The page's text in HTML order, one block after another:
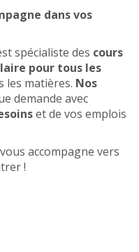
dans vos
spécialiste des cours
pour tous les
les matières. Nos
demande avec
et de vos emplois
accompagne vers
!